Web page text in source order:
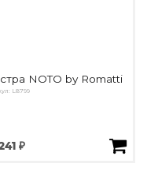
NOTO by Romatti
L8799
₽